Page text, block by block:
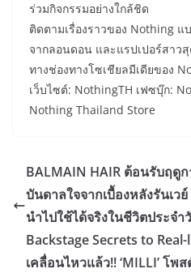
ร่วมกิจกรรมอย่างใกล้ชิด
ติดตามเรื่องราวของ Nothing
จากลอนดอน และแรปเปอร์สาว
ทางช่องทางโซเชียลมีเดียของ
เว็บไซต์: NothingTH เฟซบุ๊ก:
Nothing Thailand Store
BALMAIN HAIR ต้อนรับฤดู
บันดาลใจจากเบื้องหลังรันเ
นำไปใช้ได้จริงในชีวิตประจ
Backstage Secrets to
เคลื่อนไหวแล้ว!! ‘MILLI’ โพ